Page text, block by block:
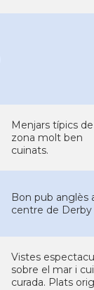
Menjars típics
zona molt ben
cuinats.
Bon pub anglès
centre de Derby
Vistes
sobre el mar i
curada. Plats